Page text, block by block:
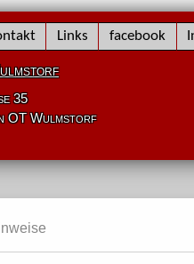
Links facebook
35
OT Wulmstorf